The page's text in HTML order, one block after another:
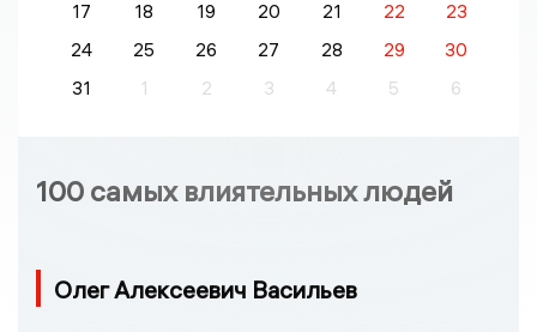
17
18 19 20 21 22
23
24
25 26 27 28 29
30
31
1 2 3 4 5 6
100 самых влиятельных людей
Олег Алексеевич Васильев